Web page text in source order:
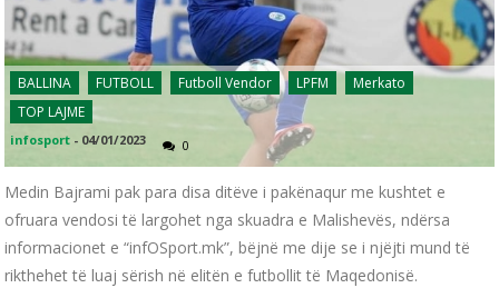
BALLINA FUTBOLL Futboll Vendor LPFM
Merkato
TOP LAJME
infosport - 04/01/2023 0
Medin Bajrami pak para disa ditëve i pakënaqur me kushtet e
ofruara vendosi të largohet nga skuadra e Malishevës, ndërsa
informacionet e “infOSport.mk”, bëjnë me dije se i njëjti mund të
rikthehet të luaj sërish në elitën e futbollit të Maqedonisë.